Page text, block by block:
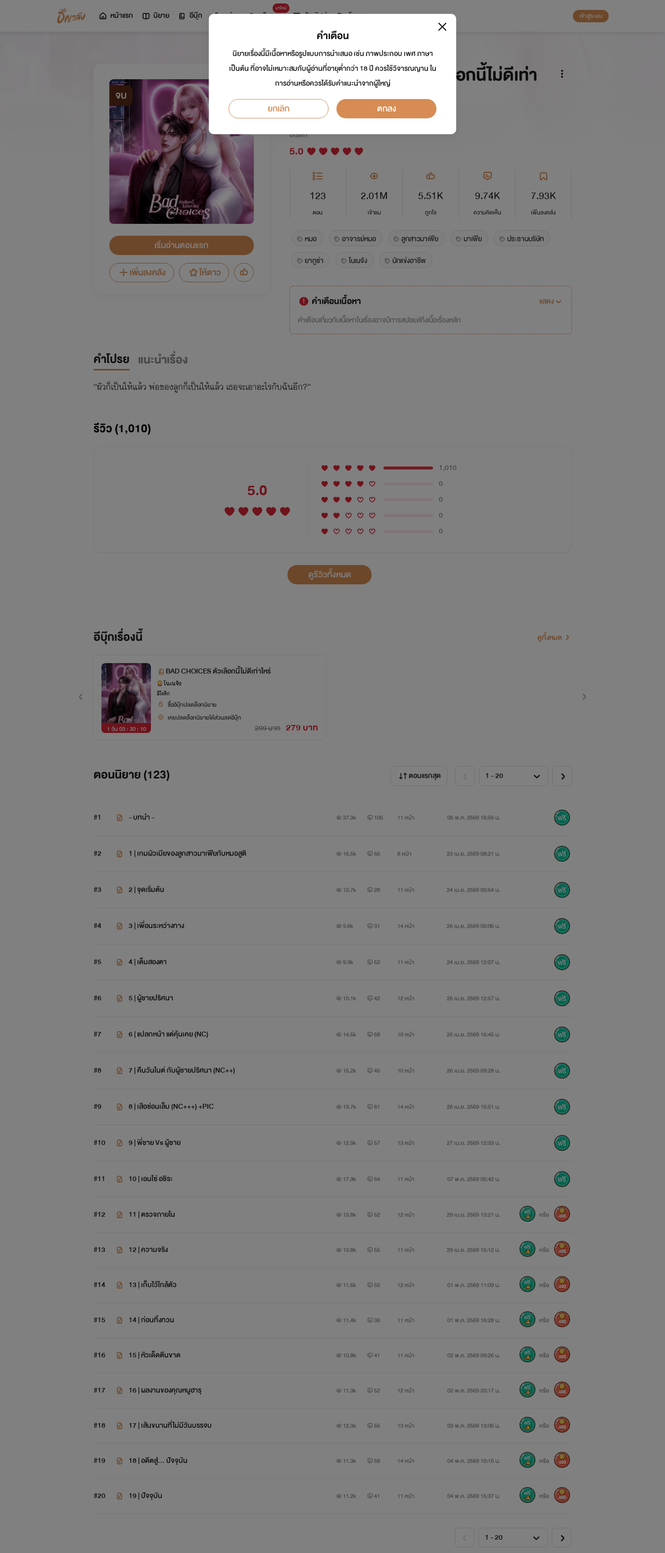
หน้าแรก นิยาย อีบุ๊ก การ์ตูน
มาใหม่
ดรีมแชท ธัญลิสต์ ค้นหา เข้าสู่ระบบ
จบ
เริ่มอ่านตอนแรก
เพิ่มลงคลัง
ให้ดาว
BAD CHOICES ตัวเลือกนี้ไม่ดีเท่า
ไหร่
นักเขียน:โนเนจัง นักวาด: ZIXOR
อีโรติก
5.0
123
ตอน
2.01M
เข้าชม
5.51K
ถูกใจ
9.74K
ความคิดเห็น
7.93K
เพิ่มลงคลัง
หมอ อาจารย์หมอ ลูกสาวมาเฟีย มาเฟีย
ประธานบริษัท
ยากูซ่า
โนเนจัง นักแข่งอาชีพ
คำเตือนเนื้อหา
แสดง
คำเตือนเกี่ยวกับเนื้อหาในเรื่องอาจมีการสปอยล์ถึงเนื้อเรื่องหลัก
คำโปรย แนะนำเรื่อง
“ผัวก็เป็นให้แล้ว พ่อของลูกก็เป็นให้แล้ว เธอจะเอาอะไรกับฉันอีก?”
รีวิว (1,010)
5.0
1,010
0
0
0
0
ดูรีวิวทั้งหมด
อีบุ๊กเรื่องนี้ ดูทั้งหมด
1 วัน 03 : 30 : 10
BAD CHOICES ตัวเลือกนี้ไม่ดีเท่าไหร่
โนเนจัง
อีโรติก
ซื้ออีบุ๊กปลดล็อกนิยาย
เคยปลดล็อกนิยายได้ส่วนลดอีบุ๊ก
299 บาท 279 บาท
ตอนนิยาย (123) ตอนแรกสุด
#1 - บทนำ - 37.3k 106 11 หน้า 06 พ.ค. 2569 16:56 น.
#2 1 | เกมผัวเมียของลูกสาวมาเฟียกับหมอสูติ 16.5k 56 8 หน้า 23 เม.ย. 2569 08:21 น.
#3 2 | จุดเริ่มต้น 12.7k 28 11 หน้า 24 เม.ย. 2569 00:54 น.
#4 3 | เพื่อนระหว่างทาง 9.6k 31 14 หน้า 25 เม.ย. 2569 00:06 น.
#5 4 | เต็มสองตา 9.9k 52 11 หน้า 24 เม.ย. 2569 12:07 น.
#6 5 | ผู้ชายปริศนา 10.1k 42 12 หน้า 25 เม.ย. 2569 12:57 น.
#7 6 | แปลกหน้า แต่คุ้นเคย (NC) 14.5k 58 10 หน้า 25 เม.ย. 2569 16:45 น.
#8 7 | คืนวันไนต์ กับผู้ชายปริศนา (NC++) 15.2k 45 10 หน้า 26 เม.ย. 2569 09:28 น.
#9 8 | เสือซ่อนเล็บ (NC+++) +PIC 19.7k 81 14 หน้า 26 เม.ย. 2569 15:51 น.
#10 9 | พี่ชาย Vs ผู้ชาย 12.9k 57 13 หน้า 27 เม.ย. 2569 12:33 น.
#11 10 | เอนโซ่ อชิระ 17.9k 64 11 หน้า 07 พ.ค. 2569 05:42 น.
#12 11 | ตรวจภายใน 13.8k 52 12 หน้า 29 เม.ย. 2569 13:21 น. หรือ 400
#13 12 | ความจริง 13.8k 55 11 หน้า 29 เม.ย. 2569 15:12 น. หรือ 400
#14 13 | เก็บไว้ใกล้ตัว 11.6k 50 12 หน้า 01 พ.ค. 2569 11:09 น. หรือ 400
#15 14 | ก่อนทิ้งทวน 11.4k 36 11 หน้า 01 พ.ค. 2569 16:28 น. หรือ 400
#16 15 | หัวเด็ดตีนขาด 10.8k 41 11 หน้า 02 พ.ค. 2569 09:26 น. หรือ 400
#17 16 | ผลงานของคุณหนูฮารุ 11.3k 52 12 หน้า 02 พ.ค. 2569 20:17 น. หรือ 400
#18 17 | เส้นขนานที่ไม่มีวันบรรจบ 12.3k 56 13 หน้า 03 พ.ค. 2569 13:06 น. หรือ 400
#19 18 | อดีตสู่... ปัจจุบัน 11.3k 58 14 หน้า 04 พ.ค. 2569 10:15 น. หรือ 400
#20 19 | ปัจจุบัน 11.2k 41 11 หน้า 04 พ.ค. 2569 15:37 น. หรือ 400
คำเตือน
นิยายเรื่องนี้มีเนื้อหาหรือรูปแบบการนำเสนอ เช่น ภาพประกอบ เพศ ภาษา
เป็นต้น ที่อาจไม่เหมาะสมกับผู้อ่านที่อายุต่ำกว่า 18 ปี ควรใช้วิจารณญาน ใน
การอ่านหรือควรได้รับคำแนะนำจากผู้ใหญ่
ยกเลิก ตกลง